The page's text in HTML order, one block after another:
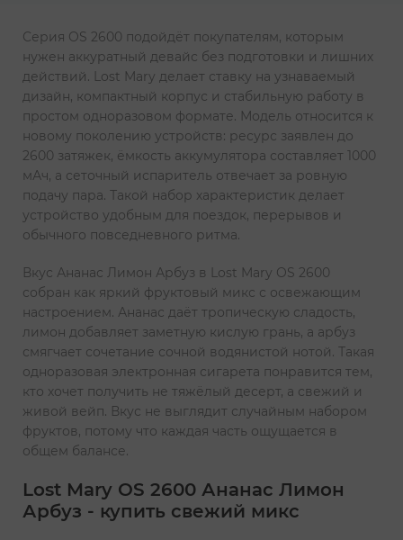
Серия OS 2600 подойдёт покупателям, которым
нужен аккуратный девайс без подготовки и лишних
действий. Lost Mary делает ставку на узнаваемый
дизайн, компактный корпус и стабильную работу в
простом одноразовом формате. Модель относится к
новому поколению устройств: ресурс заявлен до
2600 затяжек, ёмкость аккумулятора составляет 1000
мАч, а сеточный испаритель отвечает за ровную
подачу пара. Такой набор характеристик делает
устройство удобным для поездок, перерывов и
обычного повседневного ритма.
Вкус Ананас Лимон Арбуз в Lost Mary OS 2600
собран как яркий фруктовый микс с освежающим
настроением. Ананас даёт тропическую сладость,
лимон добавляет заметную кислую грань, а арбуз
смягчает сочетание сочной водянистой нотой. Такая
одноразовая электронная сигарета понравится тем,
кто хочет получить не тяжёлый десерт, а свежий и
живой вейп. Вкус не выглядит случайным набором
фруктов, потому что каждая часть ощущается в
общем балансе.
Lost Mary OS 2600 Ананас Лимон
Арбуз - купить свежий микс